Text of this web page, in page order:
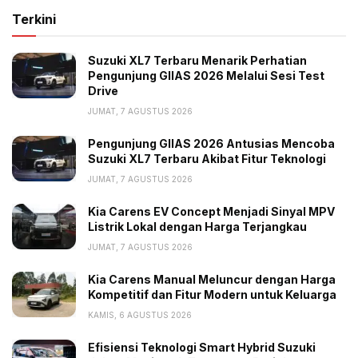
dengan mesin pembakaran internal (ICE) yang saat ini
masih menjadi pilihan utama masyarakat. Saat ini,
Corolla Cross Hybrid bersama Fortuner yang sudah
100% kompatibel dengan bahan bakar bioetanol
(E100), mengundang perhatian pengunjung main
booth Toyota, bersama
yang sanggup menggunakan BBM hidrogen murni
(H2).
Semua model ICE terbaru, kata dia, telah dirancang
supaya dapat memakai bahan bakar bioetanol (E10)
dengan mudah tanpa perubahan apapun. Secara
berkelanjutan, Toyota mengajak pelanggan untuk
memberikan kontribusi lebih besar guna mengurangi
pemakaian bahan bakar fosil dan menekan emisi
Terkini
Suzuki XL7 Terbaru Menarik Perhatian
Pengunjung GIIAS 2026 Melalui Sesi Test
Drive
JUMAT, 7 AGUSTUS 2026
Pengunjung GIIAS 2026 Antusias Mencoba
Suzuki XL7 Terbaru Akibat Fitur Teknologi
JUMAT, 7 AGUSTUS 2026
Kia Carens EV Concept Menjadi Sinyal MPV
Listrik Lokal dengan Harga Terjangkau
JUMAT, 7 AGUSTUS 2026
Kia Carens Manual Meluncur dengan Harga
Kompetitif dan Fitur Modern untuk Keluarga
KAMIS, 6 AGUSTUS 2026
Efisiensi Teknologi Smart Hybrid Suzuki